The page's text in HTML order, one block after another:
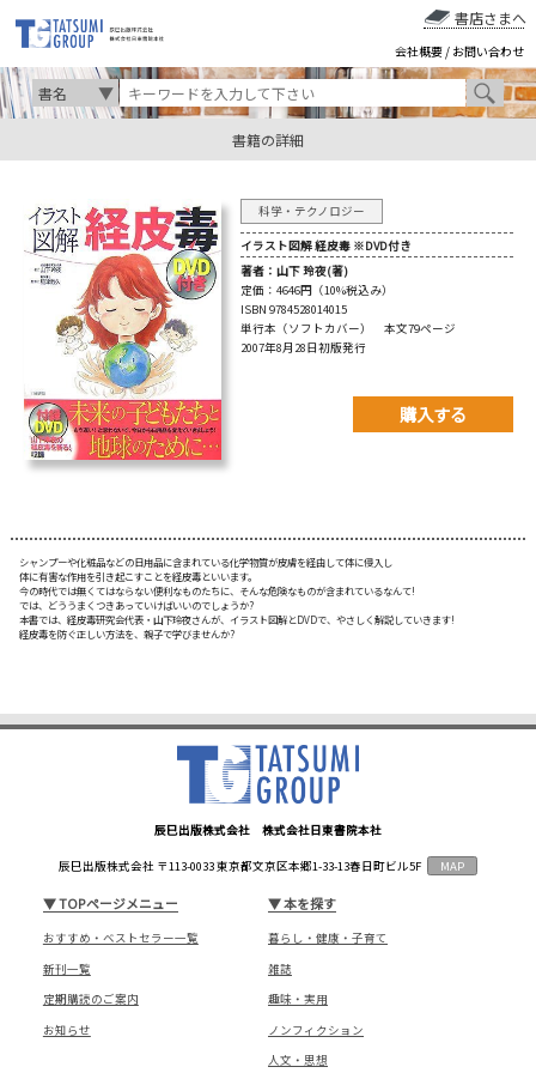
書店さまへ
会社概要 / お問い合わせ
書籍の詳細
科学・テクノロジー
イラスト図解 経皮毒 ※DVD付き
著者： 山下 玲夜(著)
定価： 4646円（10%税込み）
ISBN 9784528014015
単行本（ソフトカバー） 本文79ページ
2007年8月28日初版発行
購入する
シャンプーや化粧品などの日用品に含まれている化学物質が皮膚を経由して体に侵入し
体に有害な作用を引き起こすことを経皮毒といいます。
今の時代では無くてはならない便利なものたちに、そんな危険なものが含まれているなんて!
では、どううまくつきあっていけばいいのでしょうか?
本書では、経皮毒研究会代表・山下玲夜さんが、イラスト図解とDVDで、やさしく解説していきます!
経皮毒を防ぐ正しい方法を、親子で学びませんか?
辰巳出版株式会社 株式会社日東書院本社
辰巳出版株式会社 〒113-0033 東京都文京区本郷1-33-13春日町ビル5F MAP
▼TOPページメニュー
おすすめ・ベストセラー一覧
新刊一覧
定期購読のご案内
お知らせ
▼本を探す
暮らし・健康・子育て
雑誌
趣味・実用
ノンフィクション
人文・思想